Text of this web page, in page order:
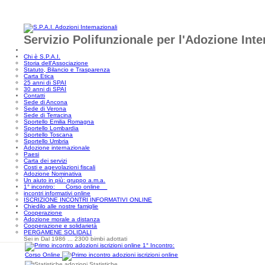
Servizio Polifunzionale per l'Adozione
Chi è S.P.A.I.
Storia dell'Associazione
Statuto, Bilancio e Trasparenza
Carta Etica
25 anni di SPAI
30 anni di SPAI
Contatti
Sede di Ancona
Sede di Verona
Sede di Terracina
Sportello Emilia Romagna
Sportello Lombardia
Sportello Toscana
Sportello Umbria
Adozione internazionale
Paesi
Carta dei servizi
Costi e agevolazioni fiscali
Adozione Nominativa
Un aiuto in più: gruppo a.m.a.
1° incontro: Corso online
incontri informativi online
ISCRIZIONE INCONTRI INFORMATIVI ONLINE
Chiedilo alle nostre famiglie
Cooperazione
Adozione morale a distanza
Cooperazione e solidarietà
PERGAMENE SOLIDALI
Sei in Dal 1986 ... 2300 bimbi adottati
1° Incontro:
Corso Online